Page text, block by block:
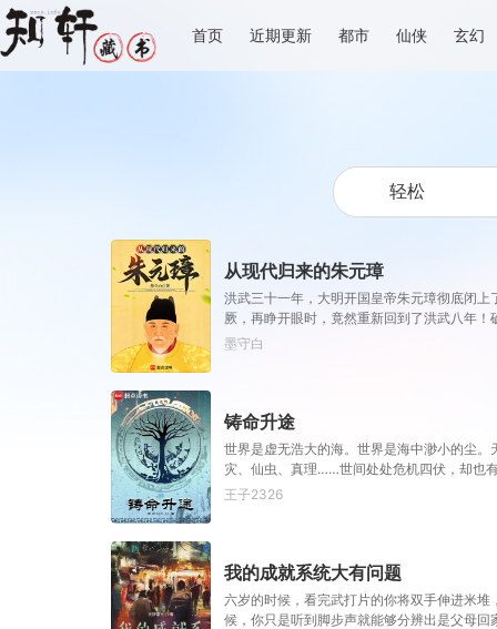
首页 近期更新 都市 仙侠 玄幻
从现代归来的朱元璋
洪武三十一年，大明开国皇帝朱元璋彻底闭
厥，再睁开眼时，竟然重新回到了洪武八年
墨守白
铸命升途
世界是虚无浩大的海。世界是海中渺小的尘
灾、仙虫、真理……世间处处危机四伏，却也
王子2326
我的成就系统大有问题
六岁的时候，看完武打片的你将双手伸进米
候，你只是听到脚步声就能够分辨出是父母